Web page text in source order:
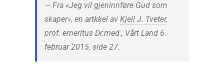
— Fra «Jeg vil gjeninnføre Gud som
skaper», en artkkel av Kjell J. Tveter,
prof. emeritus Dr.med., Vårt Land 6.
februar 2015, side 27.